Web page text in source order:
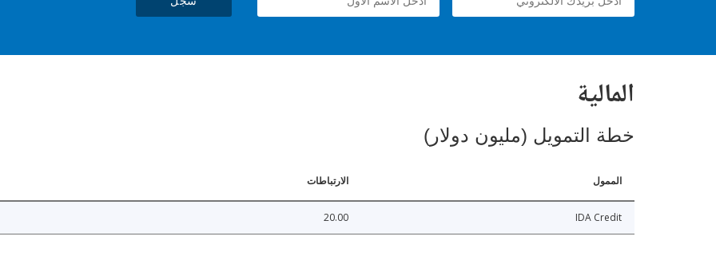
المالية
خطة التمويل (مليون دولار)
الممول الارتباطات
IDA Credit
20.00